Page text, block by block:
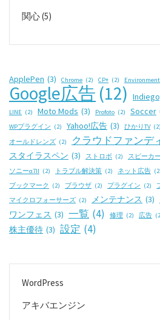
関心(5)
ApplePen (3) Chrome (2) CP+ (2) Environment
Google広告 (12)
LINE (2) Moto Mods (3) Profoto (2) Soccer
WPプラグイン (2) Yahoo!広告 (3) ひかりTV (2)
オールドレンズ (2) クラウドファンデ
スタイラスペン (3) ストロボ (2) スピーカー
ソニーα7II (2) トラブル解決策 (2) ネット広告
ブックマーク
(2) ブラウザ (2) プラグイン (2)
マイクロフォーサーズ (2) メンテナンス (3)
ワンフェス (3) 一覧 (4) 修理 (2) 広告
株主優待 (3) 設定 (4)
WordPress
アキバエンジン